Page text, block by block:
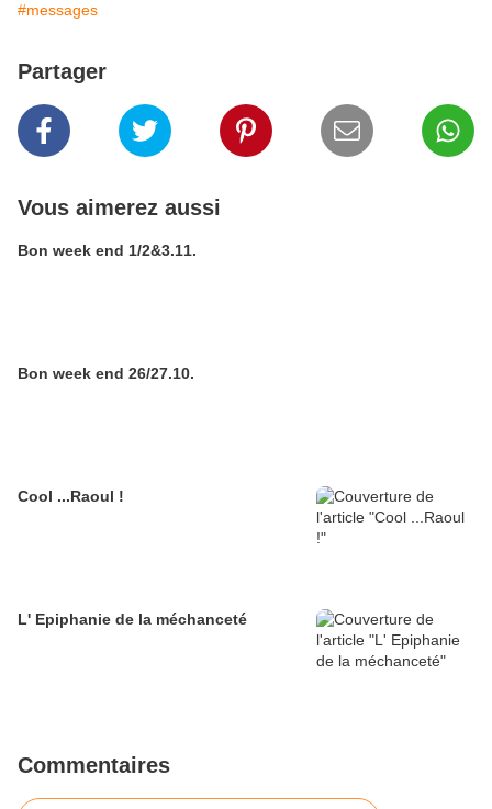
#messages
Partager
Vous aimerez aussi
Bon week end 1/2&3.11.
Bon week end 26/27.10.
Cool ...Raoul !
L' Epiphanie de la méchanceté
Commentaires